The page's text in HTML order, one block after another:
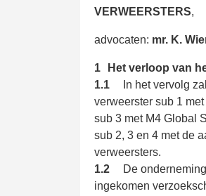
VERWEERSTERS,
advocaten: mr. K.
1
Het verloop van
1.1
In het vervolg
verweerster sub 1
sub 3 met M4 Global
sub 2, 3 en 4 met de
verweersters.
1.2
De
ingekomen